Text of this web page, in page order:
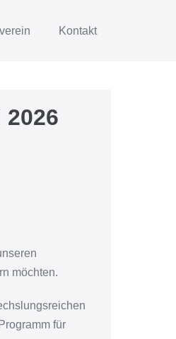
Kontakt
möchten.
für